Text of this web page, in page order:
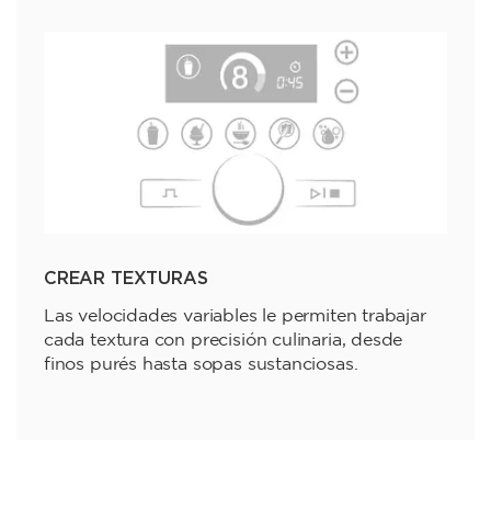
CREAR TEXTURAS
Las velocidades variables le permiten trabajar
cada textura con precisión culinaria, desde
finos purés hasta sopas sustanciosas.